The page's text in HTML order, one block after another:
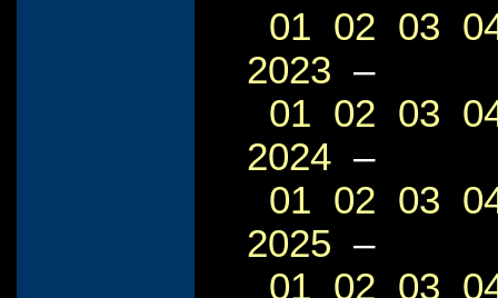
01 02 03
2023 –
01 02 03
2024 –
01 02 03
2025 –
01 02 03